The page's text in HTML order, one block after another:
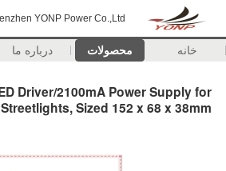
YONP Power Co.,Ltd
خانه محصولات درباره ما
Driver/2100mA Power Supply for
Streetlights, Sized 152 x 68 x 38mm